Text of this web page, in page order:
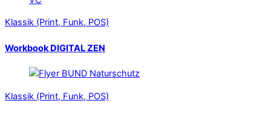
Klassik (Print, Funk, POS)
Workbook DIGITAL ZEN
Klassik (Print, Funk, POS)